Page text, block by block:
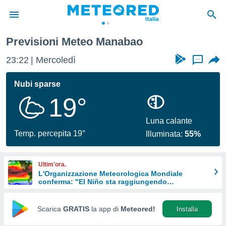
di
per
le
di
Web
Previsioni Meteo Manabao
23:22 Mercoledì ...
Nubi sparse
19°
Temp. percepita 19°
Luna calante
Illuminata:55%
Ultim'ora.
L'Organizzazione Meteorologica Mondiale
conferma: "El Niño sta raggiungendo
Scarica GRATIS la app di Meteored! Installa